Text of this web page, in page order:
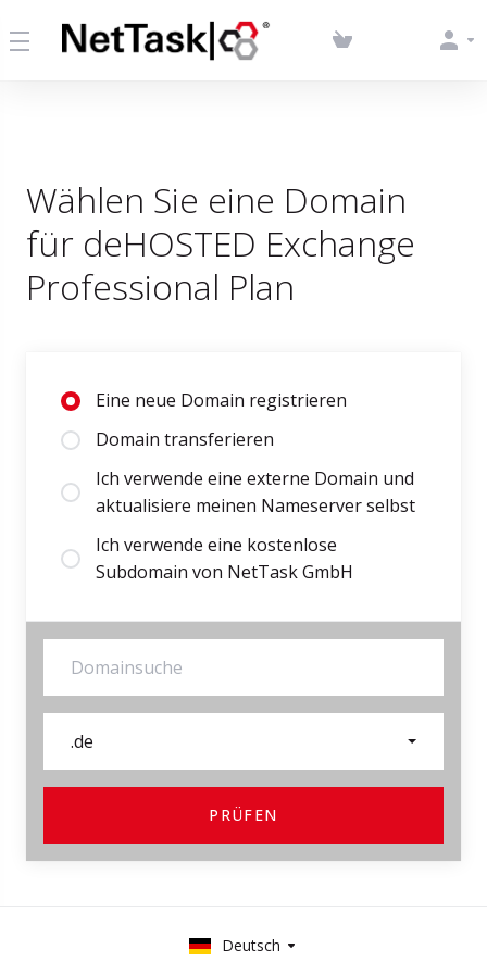
Wählen Sie eine Domain
für deHOSTED Exchange
Professional Plan
Eine neue Domain registrieren
Domain transferieren
Ich verwende eine externe Domain und
aktualisiere meinen Nameserver selbst
Ich verwende eine kostenlose
Subdomain von NetTask GmbH
.de
PRÜFEN
Deutsch